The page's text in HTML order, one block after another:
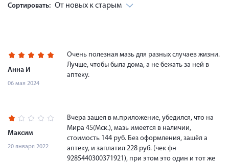
Сортировать: От новых к старым
Анна И
06 мая 2024
Очень полезная мазь для разных случаев жизни.
Лучше, чтобы была дома, а не бежать за ней в
аптеку.
Максим
20 января 2022
Вчера зашел в м.приложение, убедился, что на
Мира 45(Мск.), мазь имеется в наличии,
стоимость 144 руб. Без оформления, зашёл а
аптеку, и заплатил 228 руб. (чек фн
9285440300371921), при этом это один и тот же